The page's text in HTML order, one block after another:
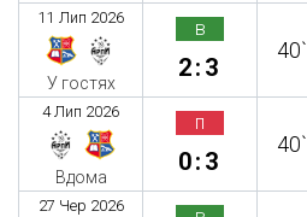
11 Лип 2026
У гостях
в
2:3
40`
4 Лип 2026
Вдома
п
0:3
40`
27 Чер 2026